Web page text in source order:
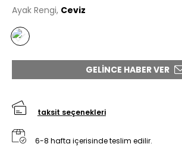
Ayak Rengi, Ceviz
GELINCE HABER VER
taksit seçenekleri
6-8 hafta içerisinde teslim edilir.